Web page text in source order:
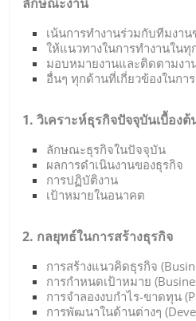
เน้นการทำงานร่วมกับทีมงา
ให้แนวทางในการทำงานในทุ
มอบหมายงานและติดตามงา
อื่นๆ ทุกด้านที่เกี่ยวข้องในกา
1. วิเคราะห์ธุรกิจปัจจุบันเบื้อง
ลักษณะธุรกิจในปัจจุบัน
ผลการดำเนินงานของธุรกิจ
การปฏิบัติงาน
เป้าหมายในอนาคต
2. กลยุทธ์ในการสร้างธุรกิจ
การสร้างแนวคิดธุรกิจ
การกำหนดเป้าหมาย
การจำลองงบกำไร-ขาดทุน
การพัฒนาในด้านต่างๆ